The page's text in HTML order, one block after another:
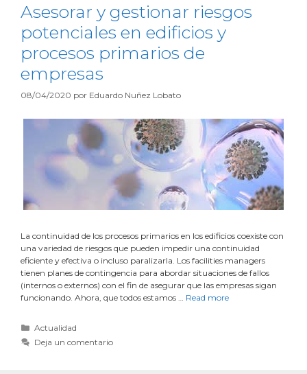
Asesorar y gestionar riesgos
potenciales en edificios y
procesos primarios de
empresas
08/04/2020 por Eduardo Nuñez Lobato
La continuidad de los procesos primarios en los edificios coexiste con
una variedad de riesgos que pueden impedir una continuidad
eficiente y efectiva o incluso paralizarla. Los facilities managers
tienen planes de contingencia para abordar situaciones de fallos
(internos o externos) con el fin de asegurar que las empresas sigan
funcionando. Ahora, que todos estamos … Read more
Actualidad
Deja un comentario